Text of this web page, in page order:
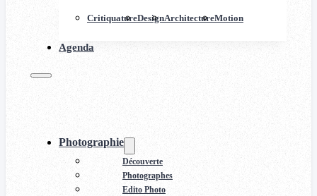
CritiquatureDesignArchitectureMotion
Agenda
Photographie
Découverte
Photographes
Edito Photo